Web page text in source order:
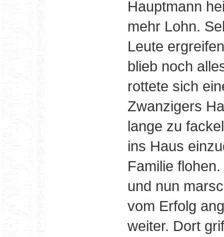
Hauptmann
mehr Lohn.
Leute
blieb noch
rottete sich
Zwanzigers
lange zu
ins Haus
Familie
und nun
vom Erfolg
weiter. Dort